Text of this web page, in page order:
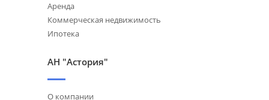
Аренда
Коммерческая недвижимость
Ипотека
АН "Астория"
О компании